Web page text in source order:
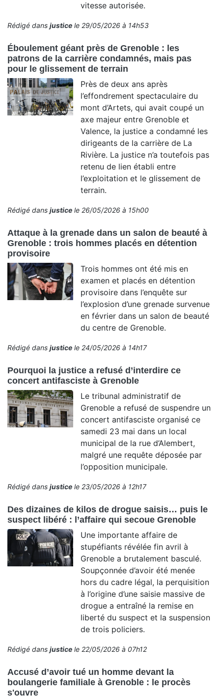
vitesse autorisée.
Rédigé dans justice le 29/05/2026 à 14h53
Éboulement géant près de Grenoble : les
patrons de la carrière condamnés, mais pas
pour le glissement de terrain
Près de deux ans après
l’effondrement spectaculaire du
mont d’Artets, qui avait coupé un
axe majeur entre Grenoble et
Valence, la justice a condamné les
dirigeants de la carrière de La
Rivière. La justice n’a toutefois pas
retenu de lien établi entre
l’exploitation et le glissement de
terrain.
Rédigé dans justice le 26/05/2026 à 15h00
Attaque à la grenade dans un salon de beauté à
Grenoble : trois hommes placés en détention
provisoire
Trois hommes ont été mis en
examen et placés en détention
provisoire dans l’enquête sur
l’explosion d’une grenade survenue
en février dans un salon de beauté
du centre de Grenoble.
Rédigé dans justice le 24/05/2026 à 14h17
Pourquoi la justice a refusé d’interdire ce
concert antifasciste à Grenoble
Le tribunal administratif de
Grenoble a refusé de suspendre un
concert antifasciste organisé ce
samedi 23 mai dans un local
municipal de la rue d’Alembert,
malgré une requête déposée par
l’opposition municipale.
Rédigé dans justice le 23/05/2026 à 12h17
Des dizaines de kilos de drogue saisis… puis le
suspect libéré : l’affaire qui secoue Grenoble
Une importante affaire de
stupéfiants révélée fin avril à
Grenoble a brutalement basculé.
Soupçonnée d’avoir été menée
hors du cadre légal, la perquisition
à l’origine d’une saisie massive de
drogue a entraîné la remise en
liberté du suspect et la suspension
de trois policiers.
Rédigé dans justice le 22/05/2026 à 07h12
Accusé d’avoir tué un homme devant la
boulangerie familiale à Grenoble : le procès
s'ouvre